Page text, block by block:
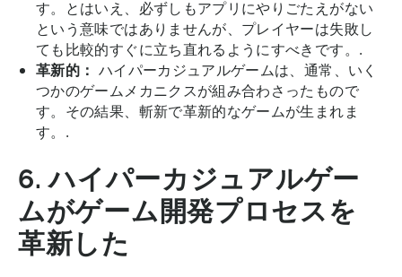
す。とはいえ、必ずしもアプリにやりごたえがない
という意味ではありませんが、プレイヤーは失敗し
ても比較的すぐに立ち直れるようにすべきです。.
革新的： ハイパーカジュアルゲームは、通常、いく
つかのゲームメカニクスが組み合わさったもので
す。その結果、斬新で革新的なゲームが生まれま
す。.
6. ハイパーカジュアルゲー
ムがゲーム開発プロセスを
革新した